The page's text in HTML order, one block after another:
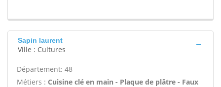
Sapin laurent
Ville : Cultures
Département: 48
Métiers : Cuisine clé en main - Plaque de plâtre - Faux